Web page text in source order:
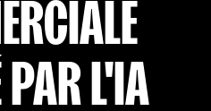
PAR L'IA